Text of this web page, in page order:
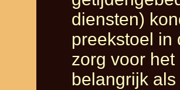
diensten)
preekstoel in
zorg voor
belangrijk